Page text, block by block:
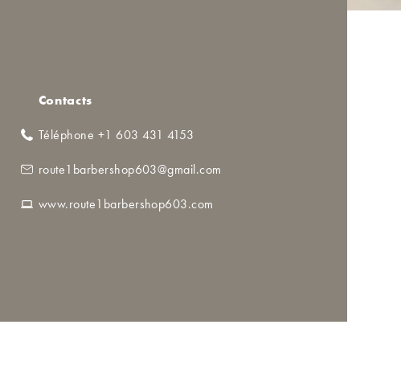
Contacts
Téléphone +1 603 431 4153
route1barbershop603@gmail.com
www.route1barbershop603.com